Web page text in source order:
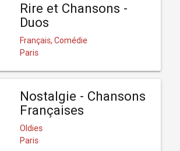
Rire et Chansons -
Duos
Français, Comédie
Paris
Nostalgie - Chansons
Françaises
Oldies
Paris